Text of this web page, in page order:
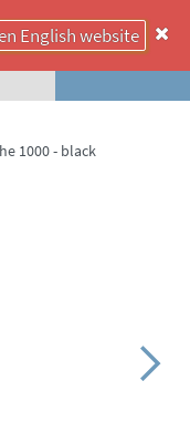
English website
1000 - black